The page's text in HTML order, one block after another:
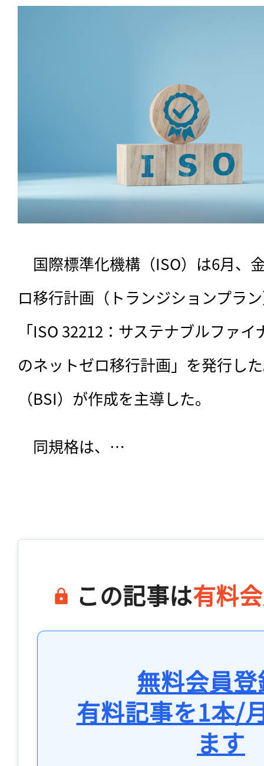
国際標準化機構（ISO）は6月、
ロ移行計画（トランジションプラ
「ISO 32212：サステナブルファ
のネットゼロ移行計画」を発行し
（BSI）が作成を主導した。
同規格は、…
この記事は有料
無料会員
有料記事を1本/
ます